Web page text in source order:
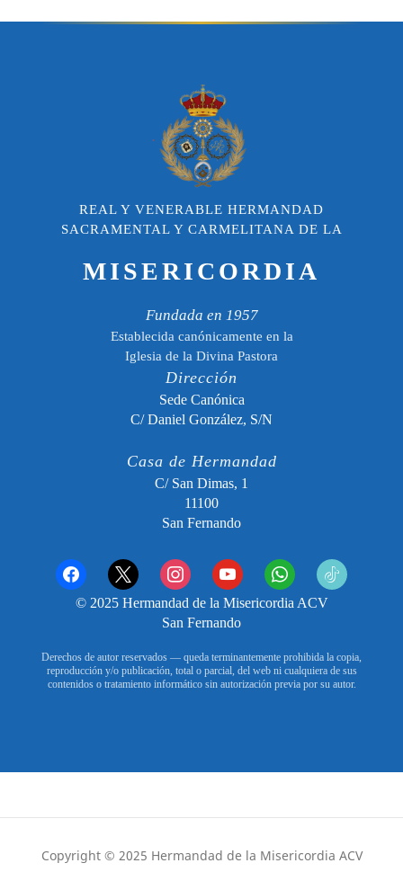
REAL Y VENERABLE HERMANDAD
SACRAMENTAL Y CARMELITANA DE LA
MISERICORDIA
Fundada en 1957
Establecida canónicamente en la
Iglesia de la Divina Pastora
Dirección
Sede Canónica
C/ Daniel González, S/N
Casa de Hermandad
C/ San Dimas, 1
11100
San Fernando
facebook x instagramyoutube whatsapp tiktok2
© 2025 Hermandad de la Misericordia ACV
San Fernando
Derechos de autor reservados — queda terminantemente prohibida la copia,
reproducción y/o publicación, total o parcial, del web ni cualquiera de sus
contenidos o tratamiento informático sin autorización previa por su autor.
Copyright © 2025 Hermandad de la Misericordia ACV